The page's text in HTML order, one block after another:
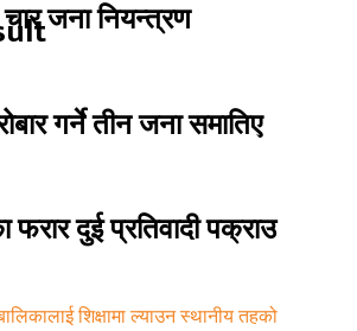
जना नियन्त्रण
गर्ने तीन जना समातिए
फरार दुई प्रतिवादी पक्राउ